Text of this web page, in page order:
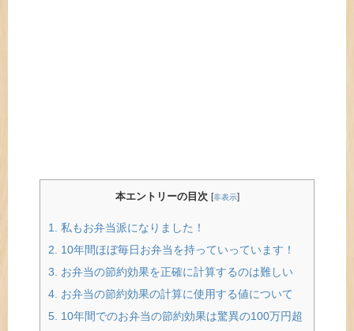
本エントリーの目次 [非表示]
1. 私もお弁当派になりました！
2. 10年間ほぼ毎日お弁当を持っていっています！
3. お弁当の節約効果を正確に計算するのは難しい
4. お弁当の節約効果の計算に使用する値について
5. 10年間でのお弁当の節約効果は驚異の100万円超